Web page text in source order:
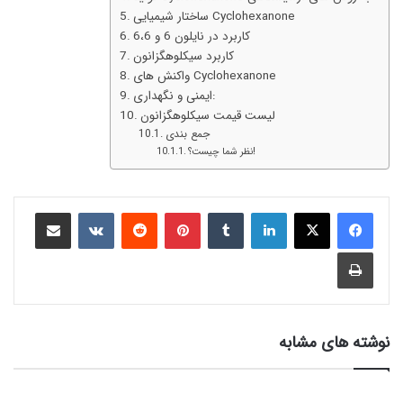
ساختار شیمیایی Cyclohexanone
کاربرد در نایلون 6 و 6،6
کاربرد سیکلوهگزانون
واکنش های Cyclohexanone
ایمنی و نگهداری:
لیست قیمت سیکلوهگزانون
جمع‌ بندی
نظر شما چیست؟!
نوشته های مشابه